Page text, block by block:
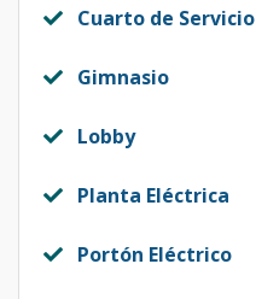
Cuarto de Servicio
Gimnasio
Lobby
Planta Eléctrica
Portón Eléctrico